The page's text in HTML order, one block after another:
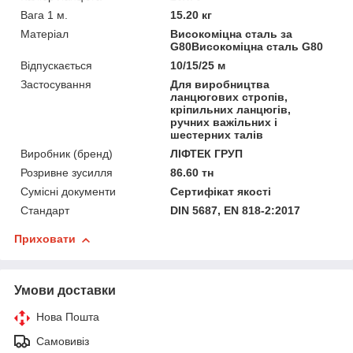
Вага 1 м.
15.20 кг
Матеріал
Високоміцна сталь за
G80Високоміцна сталь G80
Відпускається
10/15/25 м
Застосування
Для виробництва
ланцюгових стропів,
кріпильних ланцюгів,
ручних важільних і
шестерних талів
Виробник (бренд)
ЛІФТЕК ГРУП
Розривне зусилля
86.60 тн
Сумісні документи
Сертифікат якості
Стандарт
DIN 5687, EN 818-2:2017
Приховати
Умови доставки
Нова Пошта
Самовивіз